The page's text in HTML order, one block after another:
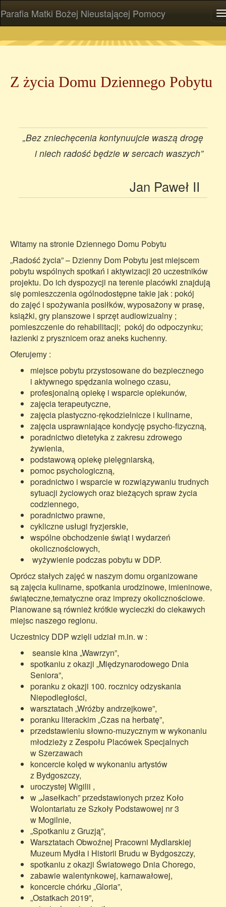
Parafia Matki Bożej Nieustającej Pomocy
Z życia Domu Dziennego Pobytu
„Bez zniechęcenia kontynuujcie waszą drogę
i niech radość będzie w sercach waszych”
Jan Paweł II
Witamy na stronie Dziennego Domu Pobytu
„Radość życia” – Dzienny Dom Pobytu jest miejscem
pobytu wspólnych spotkań i aktywizacji 20 uczestników
projektu. Do ich dyspozycji na terenie placówki znajdują
się pomieszczenia ogólnodostępne takie jak : pokój
do zajęć i spożywania posiłków, wyposażony w prasę,
książki, gry planszowe i sprzęt audiowizualny ;
pomieszczenie do rehabilitacji; pokój do odpoczynku;
łazienki z prysznicem oraz aneks kuchenny.
Oferujemy :
miejsce pobytu przystosowane do bezpiecznego
i aktywnego spędzania wolnego czasu,
profesjonalną opiekę i wsparcie opiekunów,
zajęcia terapeutyczne,
zajęcia plastyczno-rękodzielnicze i kulinarne,
zajęcia usprawniające kondycję psycho-fizyczną,
poradnictwo dietetyka z zakresu zdrowego
żywienia,
podstawową opiekę pielęgniarską,
pomoc psychologiczną,
poradnictwo i wsparcie w rozwiązywaniu trudnych
sytuacji życiowych oraz bieżących spraw życia
codziennego,
poradnictwo prawne,
cykliczne usługi fryzjerskie,
wspólne obchodzenie świąt i wydarzeń
okolicznościowych,
wyżywienie podczas pobytu w DDP.
Oprócz stałych zajęć w naszym domu organizowane
są zajęcia kulinarne, spotkania urodzinowe, imieninowe,
świąteczne,tematyczne oraz imprezy okolicznościowe.
Planowane są również krótkie wycieczki do ciekawych
miejsc naszego regionu.
Uczestnicy DDP wzięli udział m.in. w :
seansie kina „Wawrzyn”,
spotkaniu z okazji „Międzynarodowego Dnia
Seniora”,
poranku z okazji 100. rocznicy odzyskania
Niepodległości,
warsztatach „Wróżby andrzejkowe”,
poranku literackim „Czas na herbatę”,
przedstawieniu słowno-muzycznym w wykonaniu
młodzieży z Zespołu Placówek Specjalnych
w Szerzawach
koncercie kolęd w wykonaniu artystów
z Bydgoszczy,
uroczystej Wigilii ,
w „Jasełkach” przedstawionych przez Koło
Wolontariatu ze Szkoły Podstawowej nr 3
w Mogilnie,
„Spotkaniu z Gruzją”,
Warsztatach Obwoźnej Pracowni Mydlarskiej
Muzeum Mydła i Historii Brudu w Bydgoszczy,
spotkaniu z okazji Światowego Dnia Chorego,
zabawie walentynkowej, karnawałowej,
koncercie chórku „Gloria”,
„Ostatkach 2019”,